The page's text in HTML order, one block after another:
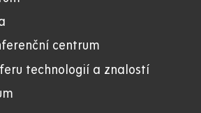
centrum
technologií a znalostí